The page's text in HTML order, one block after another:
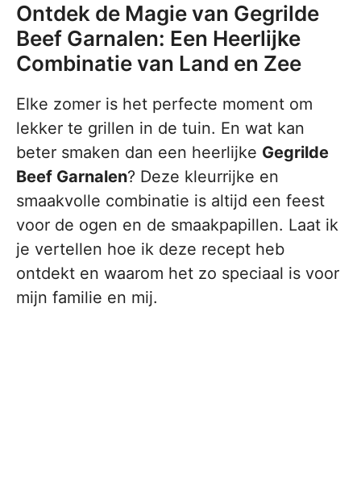
Ontdek de Magie van Gegrilde
Beef Garnalen: Een Heerlijke
Combinatie van Land en Zee
Elke zomer is het perfecte moment om
lekker te grillen in de tuin. En wat kan
beter smaken dan een heerlijke Gegrilde
Beef Garnalen? Deze kleurrijke en
smaakvolle combinatie is altijd een feest
voor de ogen en de smaakpapillen. Laat ik
je vertellen hoe ik deze recept heb
ontdekt en waarom het zo speciaal is voor
mijn familie en mij.